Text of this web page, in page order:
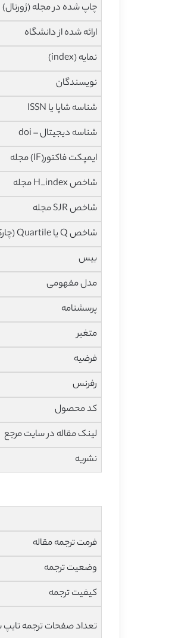
چاپ شده در مجله (ژورنال)
ارائه شده از دانشگاه
نمایه (index)
نویسندگان
شناسه شاپا یا ISSN
شناسه دیجیتال – doi
ایمپکت فاکتور(IF) مجله
شاخص H_index مجله
شاخص SJR مجله
شاخص Q یا Quartile (چارک)
بیس
مدل مفهومی
پرسشنامه
متغیر
فرضیه
رفرنس
کد محصول
لینک مقاله در سایت مرجع
نشریه
فرمت ترجمه مقاله
وضعیت ترجمه
کیفیت ترجمه
تعداد صفحات ترجمه تایپ